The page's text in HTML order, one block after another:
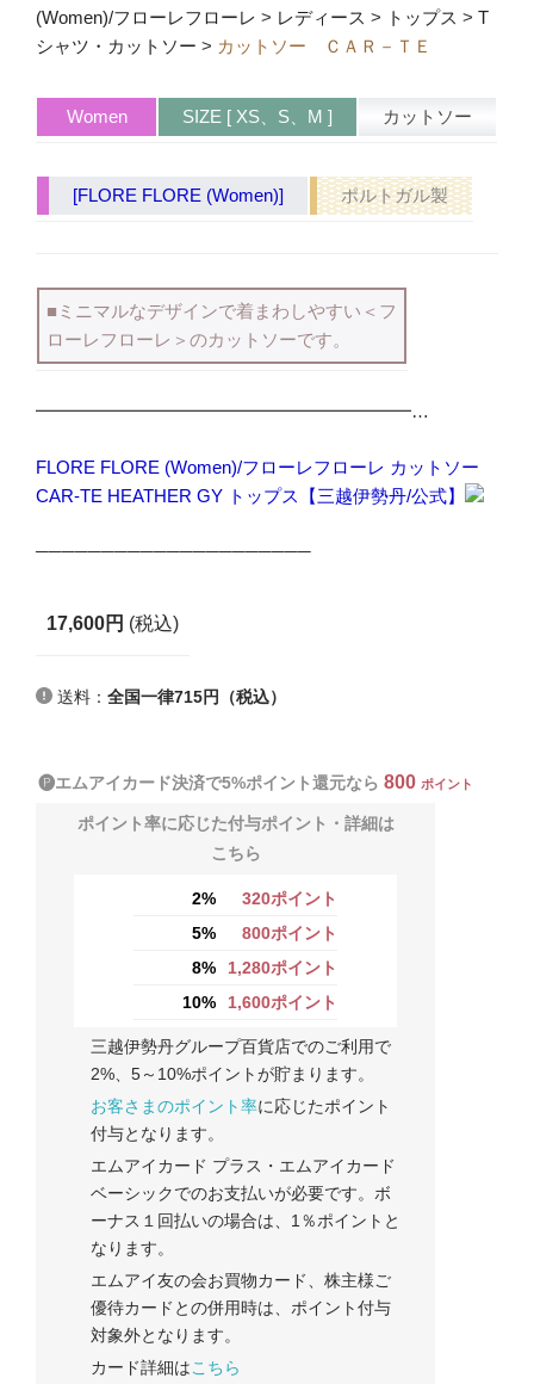
(Women)/フローレフローレ > レディース > トップス > T
シャツ・カットソー > カットソー ＣＡＲ－ＴＥ
Women SIZE [ XS、S、M ] カットソー
[FLORE FLORE (Women)] ポルトガル製
■ミニマルなデザインで着まわしやすい＜フ
ローレフローレ＞のカットソーです。
━━━━━━━━━━━━━━━━━━━━━…
FLORE FLORE (Women)/フローレフローレ カットソー
CAR-TE HEATHER GY トップス【三越伊勢丹/公式】
─────────────────────
17,600円 (税込)
送料： 全国一律715円（税込）
🅟エムアイカード決済で5%ポイント還元なら 800 ポイント
ポイント率に応じた付与ポイント・詳細は
こちら
2%
320ポイント
5%
800ポイント
8%
1,280ポイント
10%
1,600ポイント
三越伊勢丹グループ百貨店でのご利用で
2%、5～10%ポイントが貯まります。
お客さまのポイント率に応じたポイント
付与となります。
エムアイカード プラス・エムアイカード
ベーシックでのお支払いが必要です。ボ
ーナス１回払いの場合は、1％ポイントと
なります。
エムアイ友の会お買物カード、株主様ご
優待カードとの併用時は、ポイント付与
対象外となります。
カード詳細はこちら